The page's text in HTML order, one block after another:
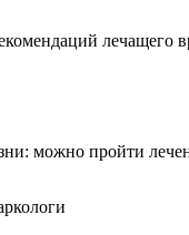
лечащего
можно пройти